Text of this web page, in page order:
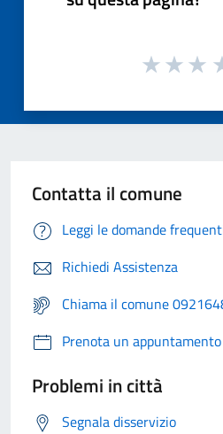
Contatta il comune
Leggi le domande
Richiedi Assistenza
Chiama il comune
Prenota un appuntamento
Problemi in città
Segnala disservizio